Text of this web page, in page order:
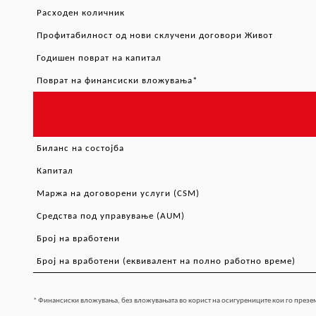
Расходен количник
Профитабилност од нови склучени договори Живот
Годишен поврат на капитал
Поврат на финансиски вложувања*
Биланс на состојба
Капитал
Маржа на договорени услуги (CSM)
Средства под управување (AUM)
Број на вработени
Број на вработени (еквивалент на полно работно време)
* Финансиски вложувања, без вложувањата во корист на осигурениците кои го